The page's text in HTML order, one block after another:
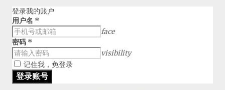
登录我的账户
用户名 *
face
密码 *
visibility
记住我，免登录